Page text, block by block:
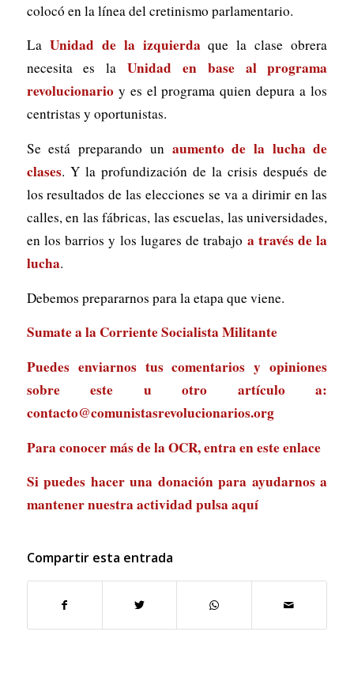
colocó en la línea del cretinismo parlamentario.
La Unidad de la izquierda que la clase obrera
necesita es laUnidad en base al programa
revolucionarioy es el programa quien depura a los
centristas y oportunistas.
Se está preparando un aumento de la lucha de
clases. Y la profundización de la crisis después de
los resultados de las elecciones se va a dirimir en las
calles, en las fábricas, las escuelas, las universidades,
en los barrios y los lugares de trabajo a través de la
lucha.
Debemos prepararnos para la etapa que viene.
Sumate a la Corriente Socialista Militante
Puedes enviarnos tus comentarios y opiniones
sobre este u otro artículo a:
contacto@comunistasrevolucionarios.org
Para conocer más de la OCR, entra eneste enlace
Si puedes hacer una donación para ayudarnos a
mantener nuestra actividad pulsa aquí
Compartir esta entrada